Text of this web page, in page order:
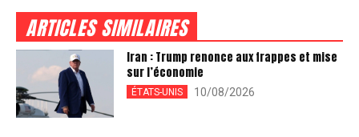
ARTICLES SIMILAIRES
Iran : Trump renonce aux frappes et mise
sur l’économie
ÉTATS-UNIS 10/08/2026